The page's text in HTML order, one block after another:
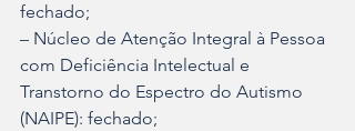
fechado;
– Núcleo de Atenção Integral à Pessoa
com Deficiência Intelectual e
Transtorno do Espectro do Autismo
(NAIPE): fechado;